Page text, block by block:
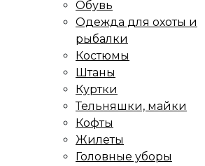
Обувь
Одежда для охоты и
рыбалки
Костюмы
Штаны
Куртки
Тельняшки, майки
Кофты
Жилеты
Головные уборы